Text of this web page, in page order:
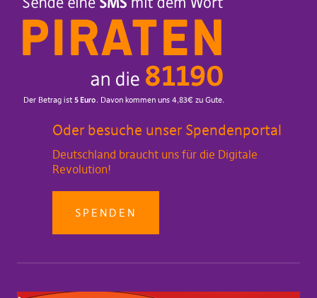
Oder besuche unser Spendenportal
Deutschland braucht uns für die Digitale
Revolution!
SPENDEN